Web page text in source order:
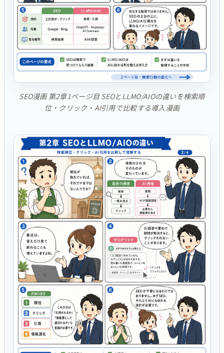
SEO漫画 第2章1ページ目 SEOとLLMO/AIOの違いを検索順
位・クリック・AI引用で比較する導入漫画